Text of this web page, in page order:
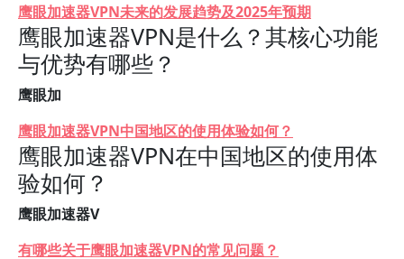
鹰眼加速器VPN未来的发展趋势及2025年预期
鹰眼加速器VPN是什么？其核心功能
与优势有哪些？
鹰眼加
鹰眼加速器VPN中国地区的使用体验如何？
鹰眼加速器VPN在中国地区的使用体
验如何？
鹰眼加速器V
有哪些关于鹰眼加速器VPN的常见问题？